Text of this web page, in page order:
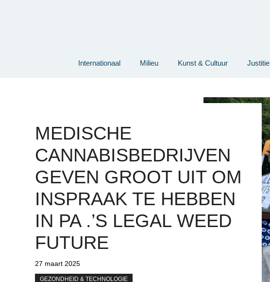
Internationaal Milieu Kunst & Cultuur Justitie
MEDISCHE
CANNABISBEDRIJVEN
GEVEN GROOT UIT OM
INSPRAAK TE HEBBEN
IN PA .’S LEGAL WEED
FUTURE
27 maart 2025
GEZONDHEID & TECHNOLOGIE